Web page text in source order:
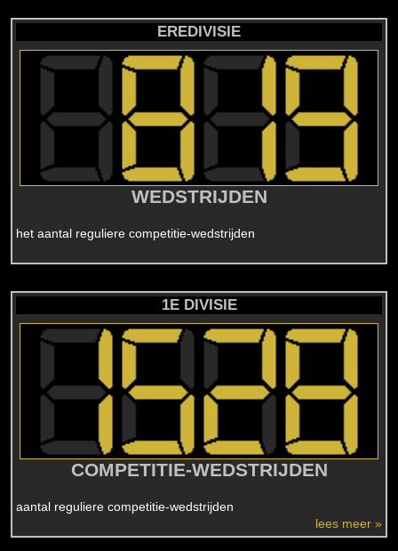
EREDIVISIE
WEDSTRIJDEN
het aantal reguliere competitie-wedstrijden
1E DIVISIE
COMPETITIE-WEDSTRIJDEN
aantal reguliere competitie-wedstrijden
lees meer »